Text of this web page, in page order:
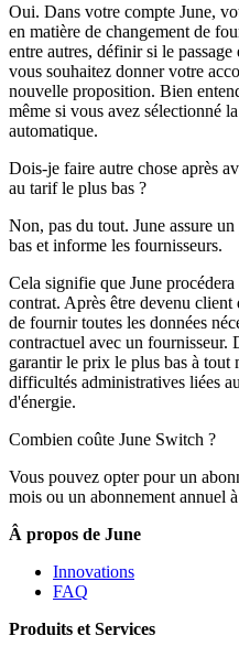
Oui. Dans votre compte June,
en matière de changement de
entre autres, définir si le
vous souhaitez donner votre
nouvelle proposition. Bien
même si vous avez sélectionné
automatique.
Dois-je faire autre chose après
au tarif le plus bas ?
Non, pas du tout. June assure
bas et informe les fournisseurs.
Cela signifie que June
contrat. Après être devenu client
de fournir toutes les données
contractuel avec un fournisseur.
garantir le prix le plus bas à tout
difficultés administratives liées
d'énergie.
Combien coûte June Switch ?
Vous pouvez opter pour un
mois ou un abonnement annuel
Â propos de June
Innovations
FAQ
Produits et Services